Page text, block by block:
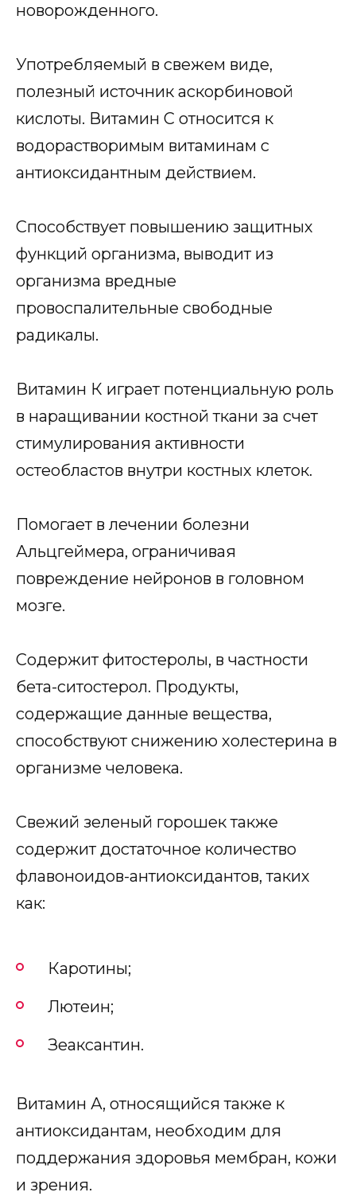
новорожденного.
Употребляемый в свежем виде,
полезный источник аскорбиновой
кислоты. Витамин С относится к
водорастворимым витаминам с
антиоксидантным действием.
Способствует повышению защитных
функций организма, выводит из
организма вредные
провоспалительные свободные
радикалы.
Витамин К играет потенциальную роль
в наращивании костной ткани за счет
стимулирования активности
остеобластов внутри костных клеток.
Помогает в лечении болезни
Альцгеймера, ограничивая
повреждение нейронов в головном
мозге.
Содержит фитостеролы, в частности
бета-ситостерол. Продукты,
содержащие данные вещества,
способствуют снижению холестерина в
организме человека.
Свежий зеленый горошек также
содержит достаточное количество
флавоноидов-антиоксидантов, таких
как:
Каротины;
Лютеин;
Зеаксантин.
Витамин А, относящийся также к
антиоксидантам, необходим для
поддержания здоровья мембран, кожи
и зрения.